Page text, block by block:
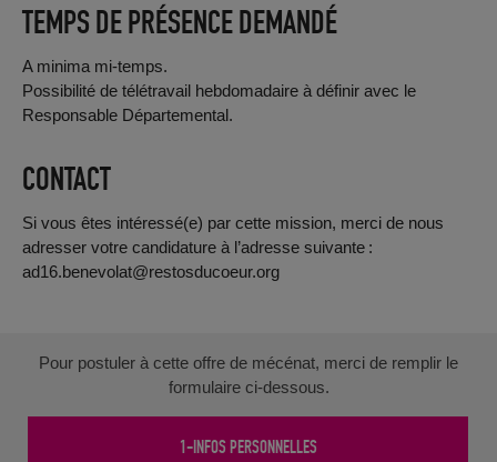
TEMPS DE PRÉSENCE DEMANDÉ
A minima mi-temps.
Possibilité de télétravail hebdomadaire à définir avec le
Responsable Départemental.
CONTACT
Si vous êtes intéressé(e) par cette mission, merci de nous
adresser votre candidature à l’adresse suivante :
ad16.benevolat@restosducoeur.org
Pour postuler à cette offre de mécénat, merci de remplir le
formulaire ci-dessous.
1-INFOS PERSONNELLES